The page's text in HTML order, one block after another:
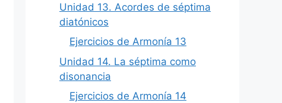
Unidad 13. Acordes de séptima
diatónicos
Ejercicios de Armonía 13
Unidad 14. La séptima como
disonancia
Ejercicios de Armonía 14